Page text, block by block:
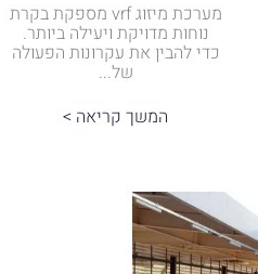
מערכת מיזוג vrf מספקת בקרת
נוחות מדויקת ויעילה ביותר.
כדי להבין את עקרונות הפעולה
של...
המשך קריאה >